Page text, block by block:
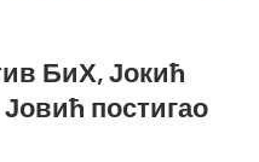
БиХ, Јокић
постигао